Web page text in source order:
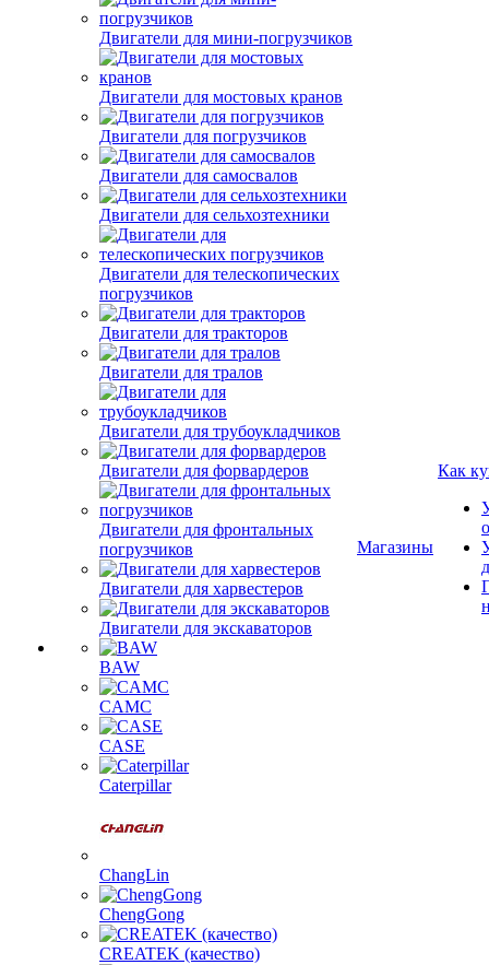
Двигатели для мини-погрузчиков
Двигатели для мостовых кранов
Двигатели для погрузчиков
Двигатели для самосвалов
Двигатели для сельхозтехники
Двигатели для телескопических
погрузчиков
Двигатели для тракторов
Двигатели для тралов
Двигатели для трубоукладчиков
Двигатели для форвардеров
Двигатели для фронтальных
погрузчиков
Двигатели для харвестеров
Двигатели для экскаваторов
BAW
CAMC
CASE
Caterpillar
ChangLin
ChengGong
CREATEK (качество)